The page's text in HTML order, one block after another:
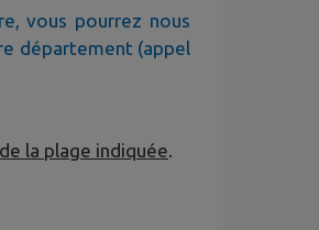
vous pourrez nous
département (appel
la plage indiquée